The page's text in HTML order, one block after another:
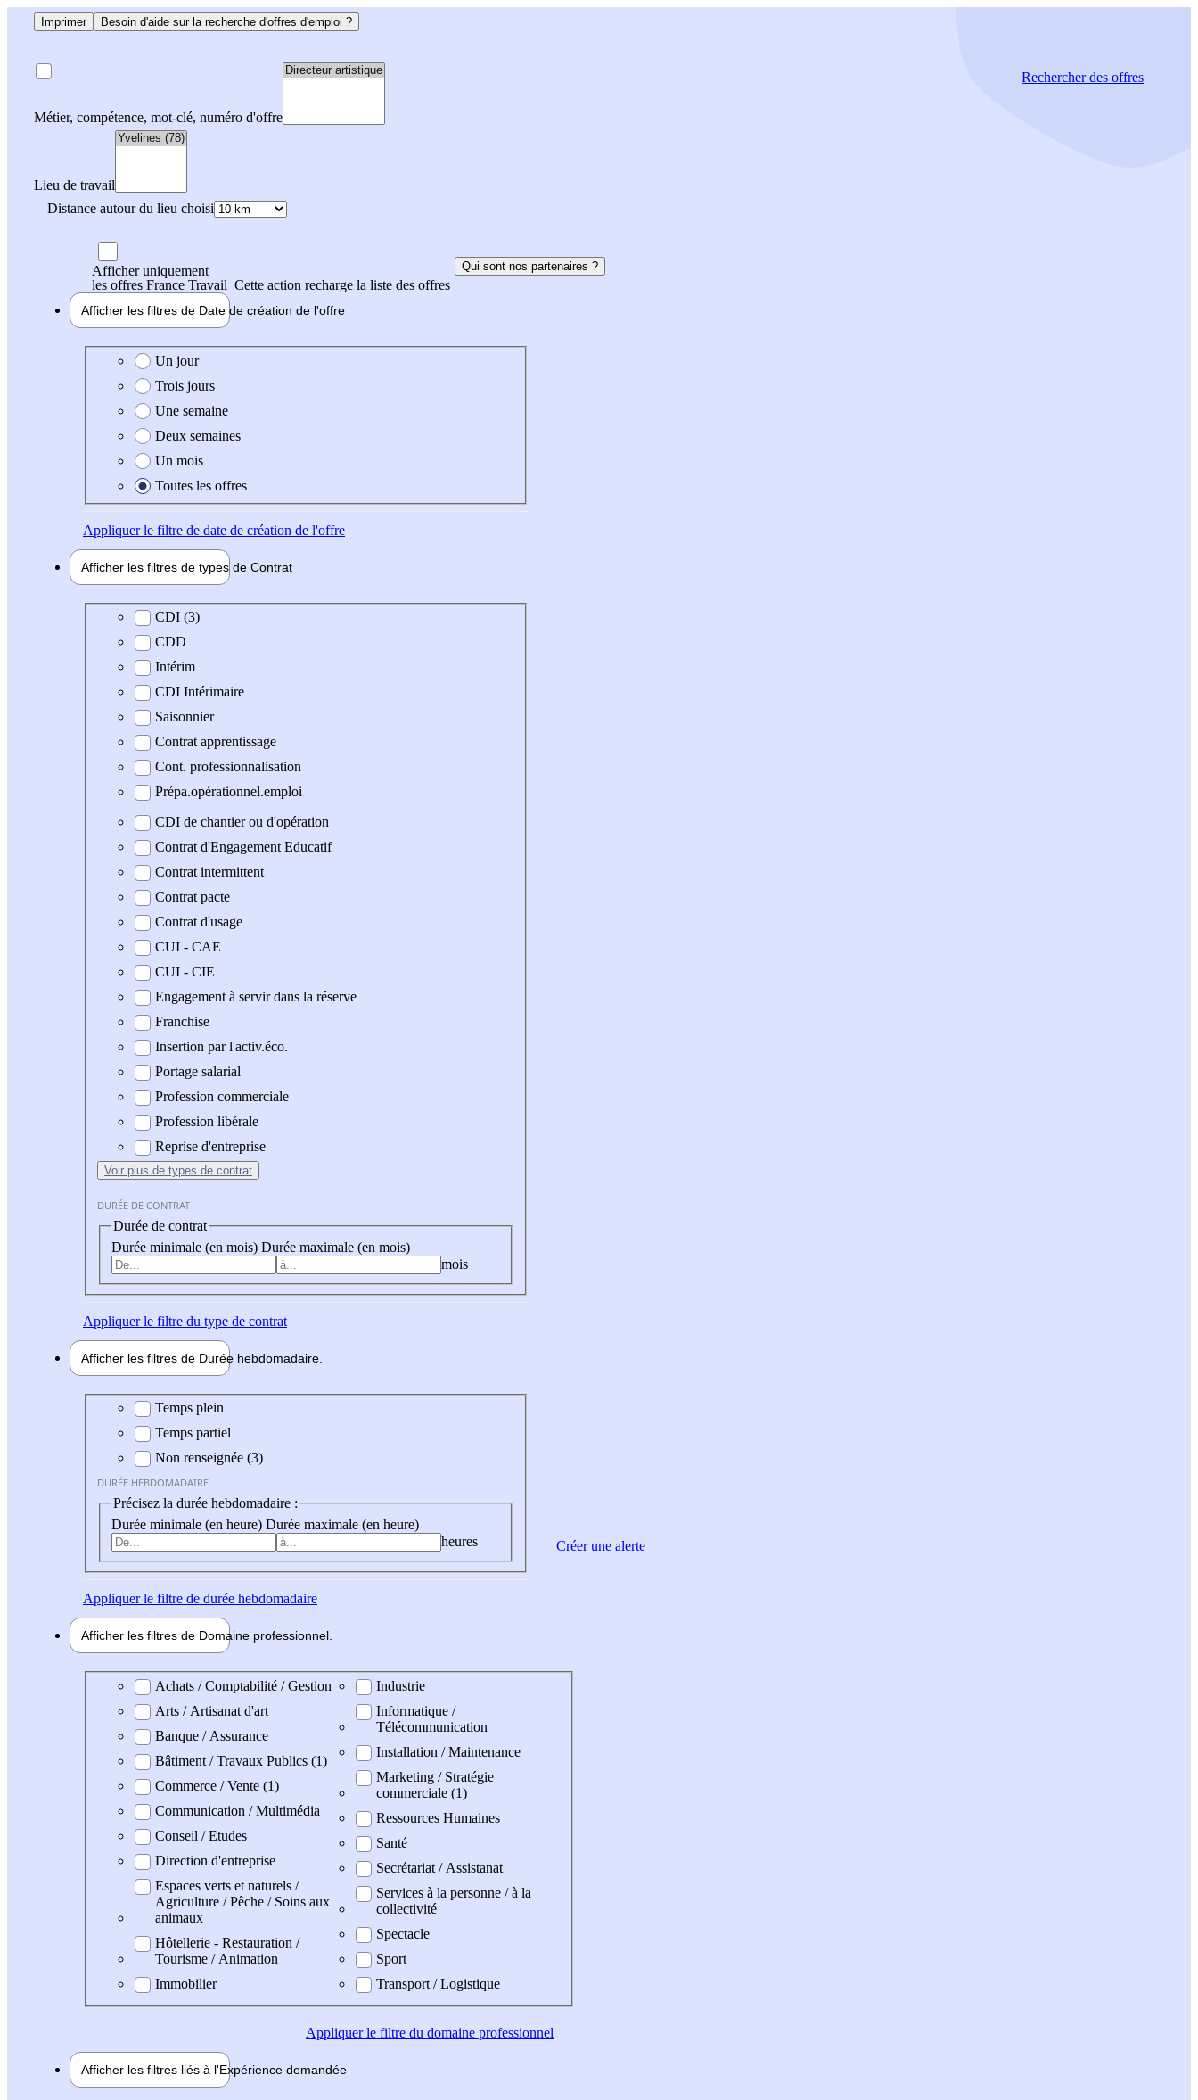
Imprimer Besoin d'aide sur la recherche d'offres d'emploi ?
Métier, compétence, mot-clé, numéro d'offre
Lieu de travail
Distance autour du lieu choisi
Rechercherdes offres
Afficher uniquement
les offres France Travail Cette action recharge la liste des offres
Qui sont nos partenaires ?
Afficher les filtres de Date de création de l'offre
Date de création de l'offre
Un jour
Trois jours
Une semaine
Deux semaines
Un mois
Toutes les offres
Appliquerle filtre de date de création de l'offre
Afficher les filtres de types de Contrat
Type de contrat
CDI (3)
CDD
Intérim
CDI Intérimaire
Saisonnier
Contrat apprentissage
Cont. professionnalisation
Prépa.opérationnel.emploi
CDI de chantier ou d'opération
Contrat d'Engagement Educatif
Contrat intermittent
Contrat pacte
Contrat d'usage
CUI - CAE
CUI - CIE
Engagement à servir dans la réserve
Franchise
Insertion par l'activ.éco.
Portage salarial
Profession commerciale
Profession libérale
Reprise d'entreprise
Voir plus de types de contrat
DURÉE DE CONTRAT
Durée de contrat
Durée minimale (en mois) Durée maximale (en mois)
mois
Appliquerle filtre du type de contrat
Afficher les filtres de Durée hebdomadaire
Durée hebdomadaire
Temps plein
Temps partiel
Non renseignée (3)
DURÉE HEBDOMADAIRE
Précisez la durée hebdomadaire :
Durée minimale (en heure) Durée maximale (en heure)
heures
Appliquerle filtre de durée hebdomadaire
Afficher les filtres de Domaine professionnel
Domaine professionel
Achats / Comptabilité / Gestion
Arts / Artisanat d'art
Banque / Assurance
Bâtiment / Travaux Publics (1)
Commerce / Vente (1)
Communication / Multimédia
Conseil / Etudes
Direction d'entreprise
Espaces verts et naturels /
Agriculture / Pêche / Soins aux
animaux
Hôtellerie - Restauration /
Tourisme / Animation
Immobilier
Industrie
Informatique /
Télécommunication
Installation / Maintenance
Marketing / Stratégie
commerciale (1)
Ressources Humaines
Santé
Secrétariat / Assistanat
Services à la personne / à la
collectivité
Spectacle
Sport
Transport / Logistique
Appliquerle filtre du domaine professionnel
Afficher les filtres liés à l'Expérience demandée
Créer une alerte